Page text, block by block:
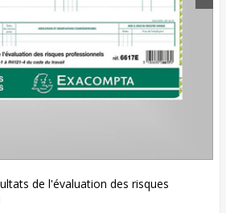
de l'évaluation des risques